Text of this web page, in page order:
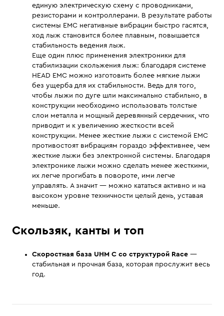
единую электрическую схему с проводниками,
резисторами и контроллерами. В результате работы
системы EMC негативные вибрации быстро гасятся,
ход лыж становится более плавным, повышается
стабильность ведения лыж.
Еще один плюс применения электроники для
стабилизации скольжения лыж: благодаря системе
HEAD EMC можно изготовить более мягкие лыжи
без ущерба для их стабильности. Ведь для того,
чтобы лыжи по дуге шли максимально стабильно, в
конструкции необходимо использовать толстые
слои металла и мощный деревянный сердечник, что
приводит и к увеличению жесткости всей
конструкции. Менее жесткие лыжи с системой EMC
противостоят вибрациям гораздо эффективнее, чем
жесткие лыжи без электронной системы. Благодаря
электронике лыжи можно сделать менее жесткими,
их легче прогибать в повороте, ими легче
управлять. А значит — можно кататься активно и на
высоком уровне техничности целый день, уставая
меньше.
Скользяк, канты и топ
Скоростная база UHM C со структурой Race —
стабильная и прочная база, которая прослужит весь
год.